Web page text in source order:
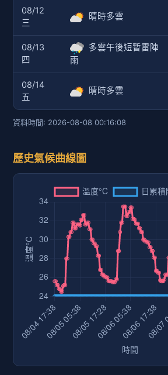
08/12
三
晴時多雲
08/13
四
多雲午後短暫雷陣
雨
08/14
五
晴時多雲
資料時間: 2026-08-08 00:16:08
歷史氣候曲線圖